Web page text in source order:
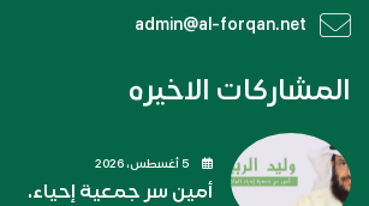
admin@al-forqan.net
المشاركات الاخيره
أمين سر جمعية إحياء.